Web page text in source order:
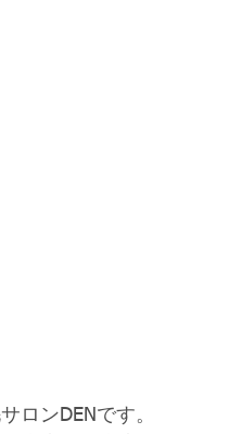
ロンDENです。